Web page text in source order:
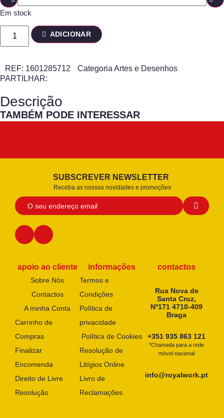
Em stock
ADICIONAR
REF: 1601285712 Categoria Artes e Desenhos
PARTILHAR:
Descrição
TAMBÉM PODE INTERESSAR
SUBSCREVER NEWSLETTER
Receba as nossas novidades e promoções
apoio ao cliente
Sobre Nós
Contactos
A minha Conta
Carrinho de
Compras
Finalizar
Encomenda
Direito de Livre
Resolução
informações
Termos e
Condições
Política de
privacidade
Política de Cookies
Resolução de
Litígios Online
Livro de
Reclamações
contactos
Rua Nova de
Santa Cruz,
Nº171 4710-409
Braga
+351 935 863 121
*Chamada para a rede
móvel nacional
info@royalwork.pt